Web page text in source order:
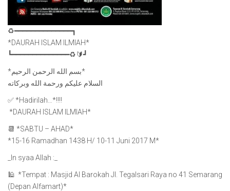
♻️━━━━━━━━━━━━━━┓
*DAURAH ISLAM ILMIAH*
┗━━━━━━━━━━━━━━♻️🔰┛
*بسم الله الرحمن الرحيم*
السلام عليكم ورحمة الله وبركاته
✅ *Hadirilah…*‼️‼️
⁠⁠⁠ *DAURAH ISLAM ILMIAH*
📆 *SABTU – AHAD*
*15-16 Ramadhan 1438 H/ 10-11 Juni 2017 M*
_In syaa Allah :_
🕌 ⁠⁠⁠ *Tempat : Masjid Al Barokah Jl. Tegalsari Raya no 41 Semarang
(Depan Alfamart)*